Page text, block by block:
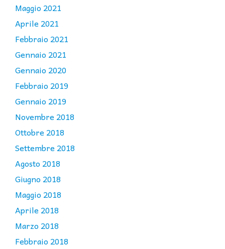
Maggio 2021
Aprile 2021
Febbraio 2021
Gennaio 2021
Gennaio 2020
Febbraio 2019
Gennaio 2019
Novembre 2018
Ottobre 2018
Settembre 2018
Agosto 2018
Giugno 2018
Maggio 2018
Aprile 2018
Marzo 2018
Febbraio 2018